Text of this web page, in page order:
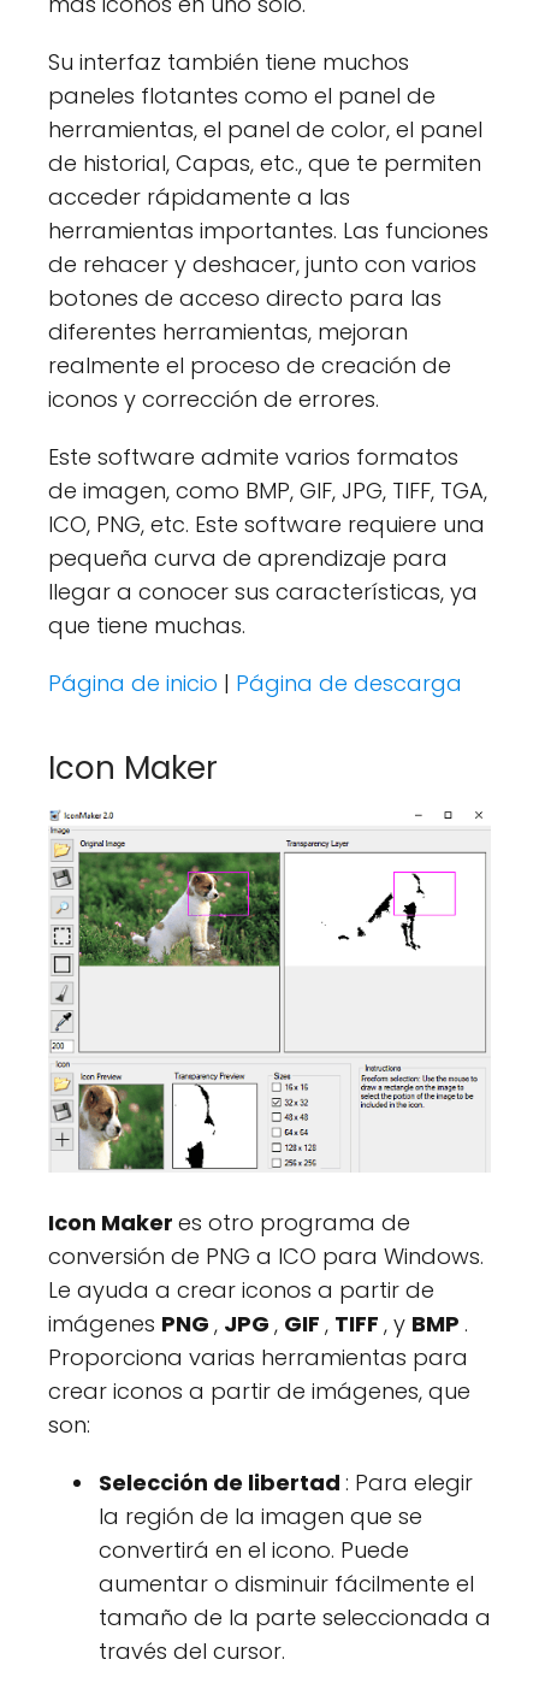
Su interfaz también tiene muchos
paneles flotantes como el panel de
herramientas, el panel de color, el panel
de historial, Capas, etc., que te permiten
acceder rápidamente a las
herramientas importantes. Las funciones
de rehacer y deshacer, junto con varios
botones de acceso directo para las
diferentes herramientas, mejoran
realmente el proceso de creación de
iconos y corrección de errores.
Este software admite varios formatos
de imagen, como BMP, GIF, JPG, TIFF, TGA,
ICO, PNG, etc. Este software requiere una
pequeña curva de aprendizaje para
llegar a conocer sus características, ya
que tiene muchas.
Página de inicio | Página de descarga
Icon Maker
Icon Maker es otro programa de
conversión de PNG a ICO para Windows.
Le ayuda a crear iconos a partir de
imágenes PNG , JPG , GIF , TIFF , y BMP .
Proporciona varias herramientas para
crear iconos a partir de imágenes, que
son:
Selección de libertad : Para elegir
la región de la imagen que se
convertirá en el icono. Puede
aumentar o disminuir fácilmente el
tamaño de la parte seleccionada a
través del cursor.